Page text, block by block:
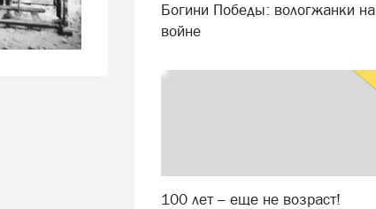
Богини Победы: вологжанки на
войне
100 лет – еще не возраст!